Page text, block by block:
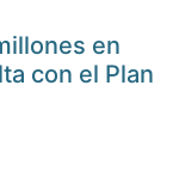
en
con el Plan